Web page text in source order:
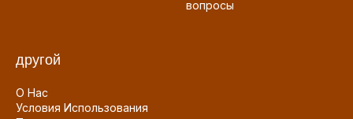
вопросы
другой
О Нас
Условия Использования